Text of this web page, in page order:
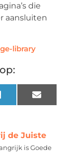
die
aansluiten
library
LinkedIn Email
de Juiste
is Goede